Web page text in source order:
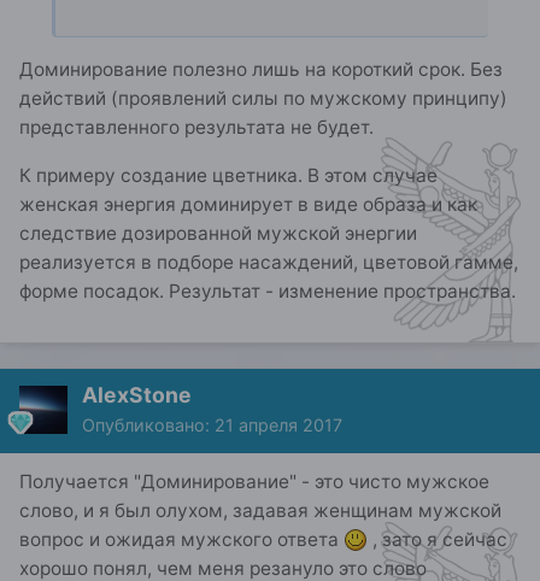
Доминирование полезно лишь на короткий срок. Без
действий (проявлений силы по мужскому принципу)
представленного результата не будет.
К примеру создание цветника. В этом случае
женская энергия доминирует в виде образа и как
следствие дозированной мужской энергии
реализуется в подборе насаждений, цветовой гамме,
форме посадок. Результат - изменение пространства.
AlexStone
Опубликовано: 21 апреля 2017
Получается "Доминирование" - это чисто мужское
слово, и я был олухом, задавая женщинам мужской
вопрос и ожидая мужского ответа
, зато я сейчас
хорошо понял, чем меня резануло это слово